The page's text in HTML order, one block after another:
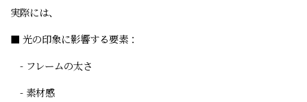
実際には、
■ 光の印象に影響する要素：
- フレームの太さ
- 素材感